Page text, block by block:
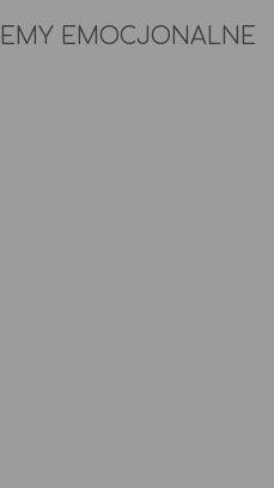
EMOCJONALNE